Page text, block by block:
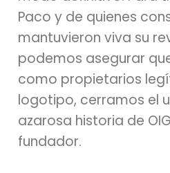
Paco y de quienes
mantuvieron viva su
podemos asegurar
como propietarios
logotipo, cerramos el
azarosa historia de
fundador.